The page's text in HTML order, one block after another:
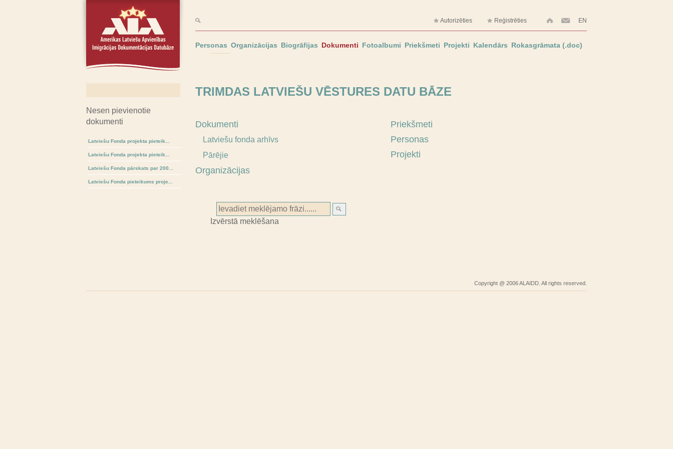
Autorizēties Reģistrēties EN
Personas Organizācijas Biogrāfijas Dokumenti Fotoalbumi Priekšmeti Projekti Kalendārs Rokasgrāmata (.doc)
Nesen pievienotie
dokumenti
Latviešu Fonda projekta pieteik...
Latviešu Fonda projekta pieteik...
Latviešu Fonda pārskats par 200...
Latviešu Fonda pieteikums proje...
TRIMDAS LATVIEŠU VĒSTURES DATU BĀZE
Dokumenti
Latviešu fonda arhīvs
Pārējie
Organizācijas
Priekšmeti
Personas
Projekti
Izvērstā meklēšana
Copyright @ 2006 ALAIDD. All rights reserved.